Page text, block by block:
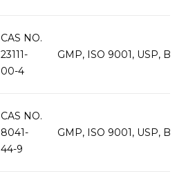
CAS NO.
23111-
00-4
GMP, ISO 9001, USP,
CAS NO.
8041-
44-9
GMP, ISO 9001, USP,